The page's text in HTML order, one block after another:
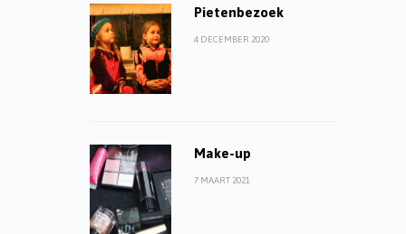
Pietenbezoek
4 DECEMBER 2020
Make-up
7 MAART 2021